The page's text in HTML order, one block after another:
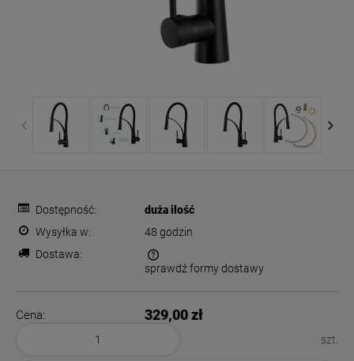
Dostępność:
duża ilość
Wysyłka w:
48 godzin
Dostawa:
Cena nie zawiera ewentualnych kosztów płatności
sprawdź formy dostawy
Cena: 329,00 zł
szt.